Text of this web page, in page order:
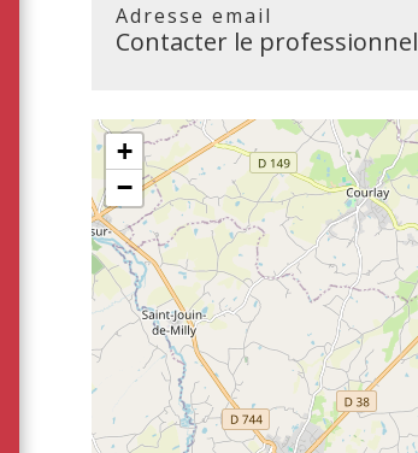
Adresse email
Contacter le professionnel
+
−